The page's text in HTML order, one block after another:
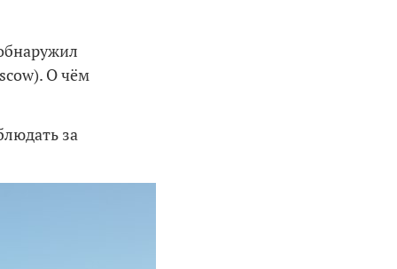
О чём
за